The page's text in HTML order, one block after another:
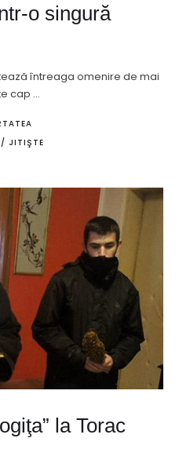
o singură
întreaga omenire de mai
cap …
/ JITIŞTE
la Torac